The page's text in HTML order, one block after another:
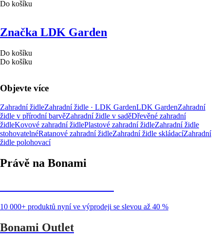
Do košíku
Značka LDK Garden
Do košíku
Do košíku
Objevte více
Zahradní židleZahradní židle · LDK GardenLDK GardenZahradní
židle v přírodní barvěZahradní židle v saděDřevěné zahradní
židleKovové zahradní židlePlastové zahradní židleZahradní židle
stohovatelnéRatanové zahradní židleZahradní židle skládacíZahradní
židle polohovací
Právě na Bonami
10 000+ produktů nyní ve výprodeji se slevou až 40 %
Bonami Outlet